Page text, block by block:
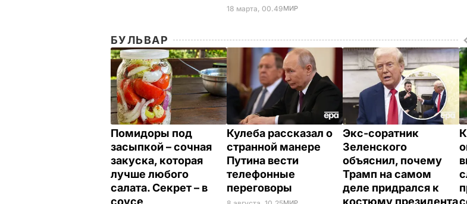
18 марта, 00.49МИР
БУЛЬВАР
Помидоры под
засыпкой – сочная
закуска, которая
лучше любого
салата. Секрет – в
соусе
Кулеба рассказал о
странной манере
Путина вести
телефонные
переговоры
Экс-соратник
Зеленского
объяснил, почему
Трамп на самом
деле придрался к
костюму президента